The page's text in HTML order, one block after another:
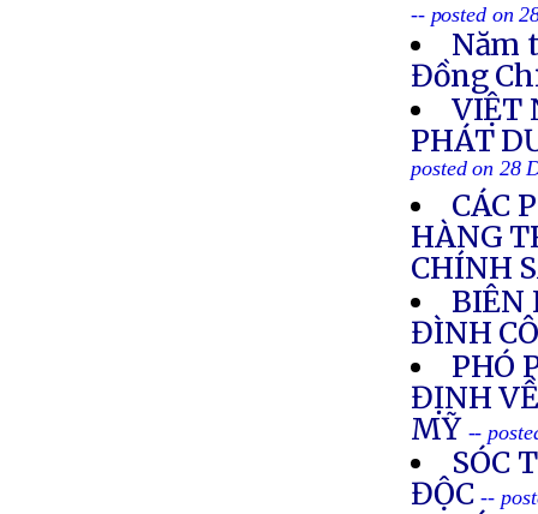
-- posted on
Năm
Đồng
VIỆT
PHÁT
posted on 28
CÁC
HÀNG
CHÍNH
BIÊN
ĐÌNH
PHÓ
ĐỊNH
MỸ --
SÓC
ĐỘC--